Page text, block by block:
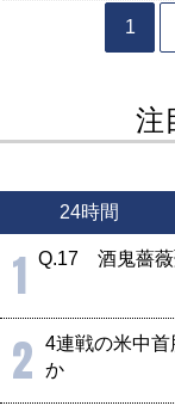
1
注
24時間
1 Q.17 酒鬼薔薇
2
4連戦の米中
か